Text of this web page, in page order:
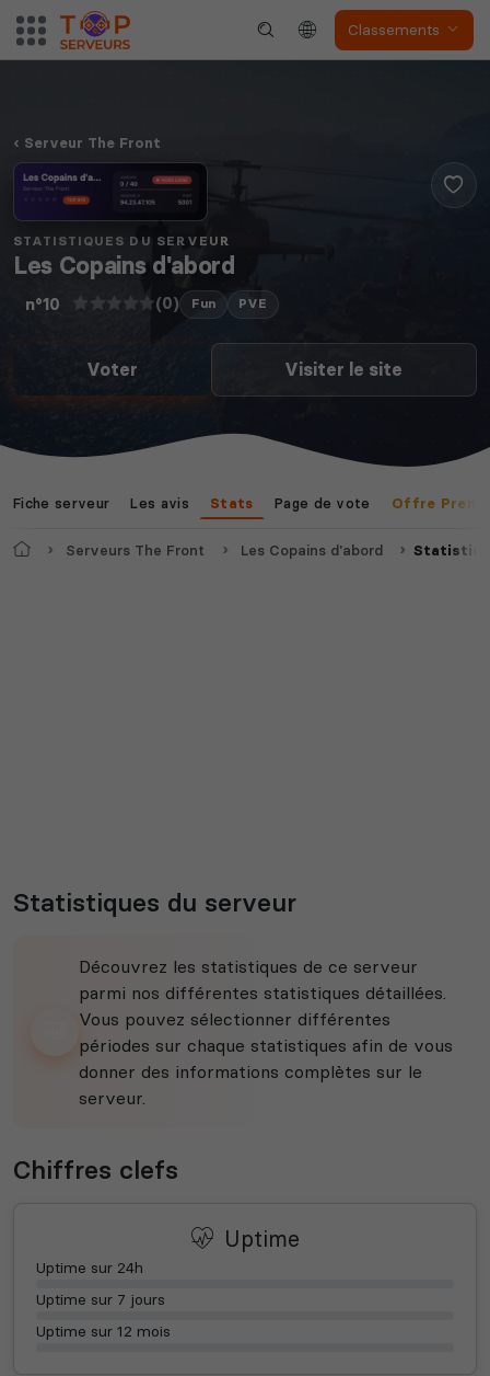
Classements
Serveur The Front
STATISTIQUES DU SERVEUR
Les Copains d'abord
n°10 (0) Fun PVE
Voter Visiter le site
Fiche serveur Les avis Stats Page de vote Offre
AccueilServeurs The Front Les Copains d'abord
Statistiques du serveur
Découvrez les statistiques de ce serveur
parmi nos différentes statistiques détaillées.
Vous pouvez sélectionner différentes
périodes sur chaque statistiques afin de vous
donner des informations complètes sur le
serveur.
Chiffres clefs
Uptime
Uptime sur 24h
Uptime sur 7 jours
Uptime sur 12 mois